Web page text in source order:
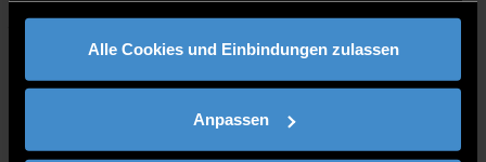
gesammelt haben.
Alle Cookies und Einbindungen zulassen
Anpassen
jeweils „Construction Chemistry“ am ECRI sowie der
tschechische EUREGIO-Gastschüler David Vaclavik
Italienisch und Deutsch als Fremdsprache an der
Virtuellen Hochschule Bayern (VHB). Je nach Wunsch
nahmen die Teenager an der jeweiligen Abschlussprüfung